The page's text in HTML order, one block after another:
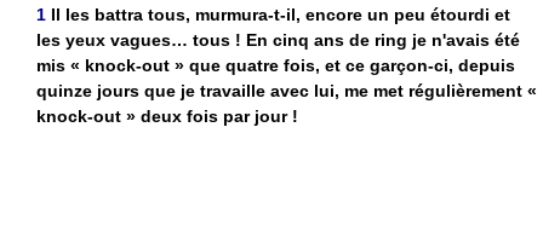
1 Il les battra tous, murmura-t-il, encore un peu étourdi et
les yeux vagues… tous ! En cinq ans de ring je n'avais été
mis « knock-out » que quatre fois, et ce garçon-ci, depuis
quinze jours que je travaille avec lui, me met régulièrement «
knock-out » deux fois par jour !